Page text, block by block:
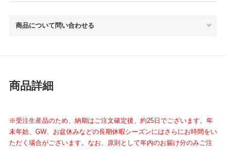
商品について問い合わせる
商品詳細
※受注生産品のため、納期はご注文確定後、約25日でございます。年
末年始、GW、お盆休みなどの長期休暇シーズンにはさらにお時間をい
ただく場合がございます。なお、 原則として年内のお届け分のみご注